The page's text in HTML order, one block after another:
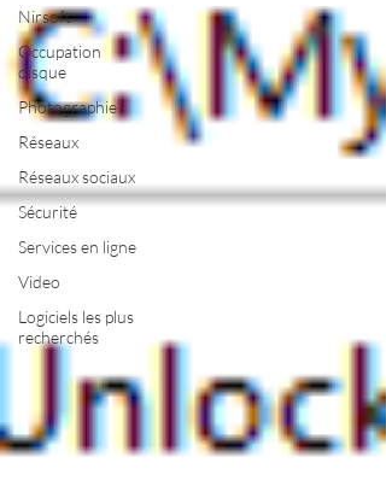
Nirsoft
Occupation
disque
Photographie
Réseaux
Réseaux sociaux
Sécurité
Services en ligne
Video
Logiciels les plus
recherchés